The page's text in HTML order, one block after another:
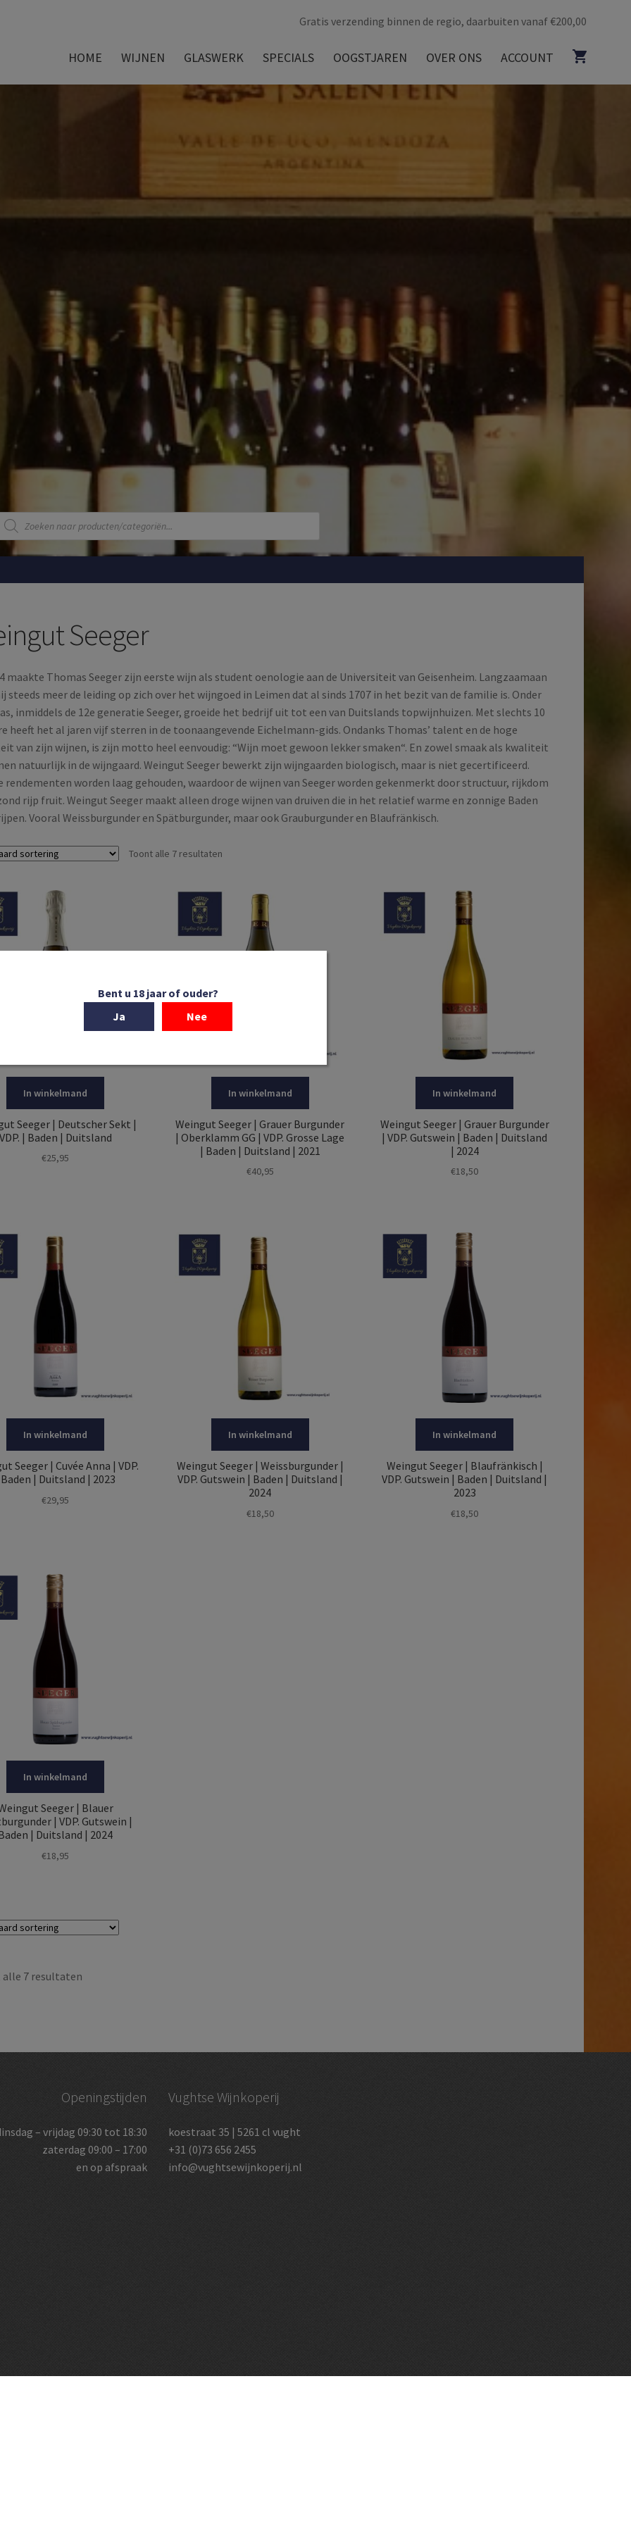
Gratis verzending binnen de regio, daarbuiten vanaf €200,00
HOME WIJNEN GLASWERK SPECIALS OOGSTJAREN OVER ONS ACCOUNT
Seeger
maakte Thomas Seeger zijn eerste wijn als student oenologie aan de Universiteit van Geisenheim. Langzaamaan
steeds meer de leiding op zich over het wijngoed in Leimen dat al sinds 1707 in het bezit van de familie is. Onder
inmiddels de 12e generatie Seeger, groeide het bedrijf uit tot een van Duitslands topwijnhuizen. Met slechts 10
heeft het al jaren vijf sterren in de toonaangevende Eichelmann-gids. Ondanks Thomas’ talent en de hoge
van zijn wijnen, is zijn motto heel eenvoudig: “Wijn moet gewoon lekker smaken“. En zowel smaak als kwaliteit
natuurlijk in de wijngaard. Weingut Seeger bewerkt zijn wijngaarden biologisch, maar is niet gecertificeerd.
rendementen worden laag gehouden, waardoor de wijnen van Seeger worden gekenmerkt door structuur, rijkdom
rijp fruit. Weingut Seeger maakt alleen droge wijnen van druiven die in het relatief warme en zonnige Baden
Vooral Weissburgunder en Spätburgunder, maar ook Grauburgunder en Blaufränkisch.
Toont alle 7 resultaten
In winkelmand
Seeger | Deutscher Sekt |
| Baden | Duitsland
€25,95
In winkelmand
Weingut Seeger | Grauer Burgunder
| Oberklamm GG | VDP. Grosse Lage
| Baden | Duitsland | 2021
€40,95
In winkelmand
Weingut Seeger | Grauer Burgunder
| VDP. Gutswein | Baden | Duitsland
| 2024
€18,50
In winkelmand
Seeger | Cuvée Anna | VDP.
| Duitsland | 2023
€29,95
In winkelmand
Weingut Seeger | Weissburgunder |
VDP. Gutswein | Baden | Duitsland |
2024
€18,50
In winkelmand
Weingut Seeger | Blaufränkisch |
VDP. Gutswein | Baden | Duitsland |
2023
€18,50
In winkelmand
Seeger | Blauer
| VDP. Gutswein |
| Duitsland | 2024
€18,95
7 resultaten
Openingstijden
– vrijdag 09:30 tot 18:30
zaterdag 09:00 – 17:00
en op afspraak
Vughtse Wijnkoperij
koestraat 35 | 5261 cl vught
+31 (0)73 656 2455
info@vughtsewijnkoperij.nl
Bent u 18 jaar of ouder?
Ja
Nee